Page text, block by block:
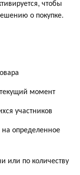
чтобы
о покупке.
момент
участников
определенное
или по количеству